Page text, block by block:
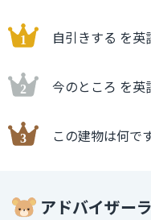
自引きする を英
今のところ を英
この建物は何で
アドバイザー